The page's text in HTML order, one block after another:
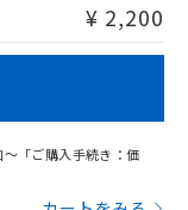
¥ 2,200
「ご購入手続き：価